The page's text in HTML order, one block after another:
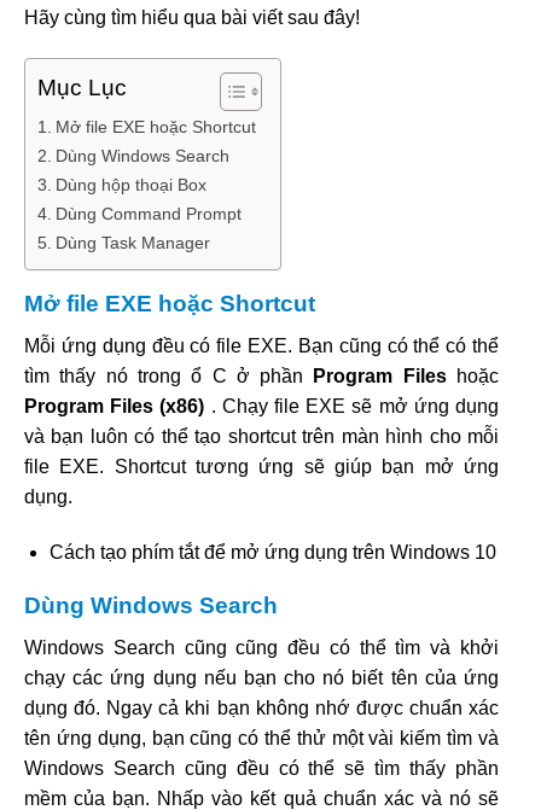
Hãy cùng tìm hiểu qua bài viết sau đây!
Mục Lục
Mở file EXE hoặc Shortcut
Dùng Windows Search
Dùng hộp thoại Box
Dùng Command Prompt
Dùng Task Manager
Mở file EXE hoặc Shortcut
Mỗi ứng dụng đều có file EXE. Bạn cũng có thể có thể
tìm thấy nó trong ổ C ở phần
Program Files hoặc
Program Files (x86) . Chạy file EXE sẽ mở ứng dụng
và bạn luôn có thể tạo shortcut trên màn hình cho mỗi
file EXE. Shortcut tương ứng sẽ giúp bạn mở ứng
dụng.
Cách tạo phím tắt để mở ứng dụng trên Windows 10
Dùng Windows Search
Windows Search cũng cũng đều có thể tìm và khởi
chạy các ứng dụng nếu bạn cho nó biết tên của ứng
dụng đó. Ngay cả khi bạn không nhớ được chuẩn xác
tên ứng dụng, bạn cũng có thể thử một vài kiếm tìm và
Windows Search cũng đều có thể sẽ tìm thấy phần
mềm của bạn. Nhấp vào kết quả chuẩn xác và nó sẽ